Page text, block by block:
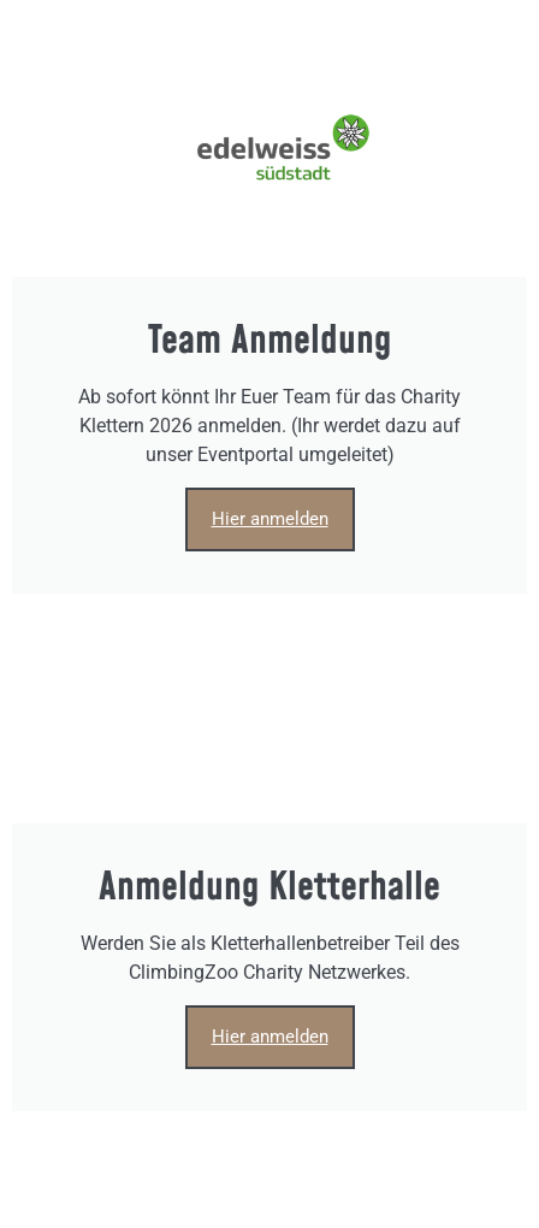
Team Anmeldung
Ab sofort könnt Ihr Euer Team für das Charity
Klettern 2026 anmelden. (Ihr werdet dazu auf
unser Eventportal umgeleitet)
Hier anmelden
Anmeldung Kletterhalle
Werden Sie als Kletterhallenbetreiber Teil des
ClimbingZoo Charity Netzwerkes.
Hier anmelden